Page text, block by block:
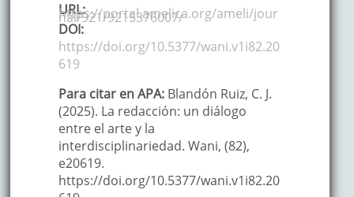
URL:
https://portal.amelica.org/ameli/jour
nal/921/9215376007/
DOI:
https://doi.org/10.5377/wani.v1i82.20
619
Para citar en APA: Blandón Ruiz, C. J.
(2025). La redacción: un diálogo
entre el arte y la
interdisciplinariedad. Wani, (82),
e20619.
https://doi.org/10.5377/wani.v1i82.20